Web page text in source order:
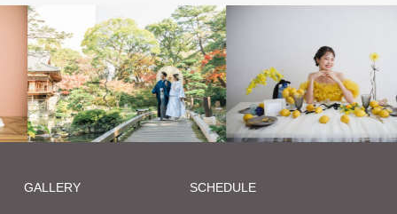
GALLERY SCHEDULE